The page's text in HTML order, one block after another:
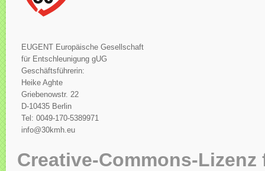
EUGENT Europäische Gesellschaft
für Entschleunigung gUG
Geschäftsführerin:
Heike Aghte
Griebenowstr. 22
D-10435 Berlin
Tel: 0049-170-5389971
info@30kmh.eu
Creative-Commons-